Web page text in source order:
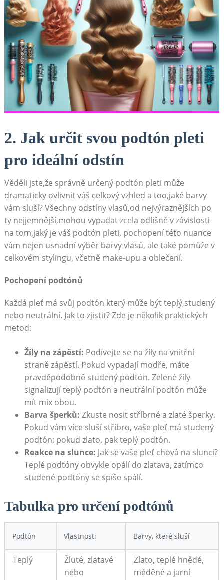
2. Jak⁣ určit ​svou podtón pleti
pro ideální odstín
Věděli⁢ jste,že‌ správně určený podtón pleti může
dramaticky​ ovlivnit váš celkový ‌vzhled a too,jaké ‌barvy⁣
vám sluší? Všechny odstíny vlasů,od nejvýraznějších po⁤
ty ‍nejjemnější,mohou vypadat zcela ⁤odlišně⁤ v závislosti
na ⁣tom,jaký je váš⁢ podtón pleti. pochopení této nuance
vám nejen⁣ usnadní výběr barvy vlasů, ‌ale také ​pomůže v
celkovém ‌stylingu, včetně make-upu a oblečení.
Pochopení podtónů
Každá pleť má svůj podtón,který může být ⁣teplý,studený
nebo neutrální. Jak to⁤ zjistit? Zde je několik praktických
‍metod:
Žíly na zápěstí: Podívejte se na žíly na​ vnitřní
straně zápěstí. Pokud ⁢vypadají modře, ‌máte
pravděpodobně studený podtón. Zelené žíly ​
signalizují teplý ​podtón a neutrální‌ podtón může
⁤mít ⁤mix obou.
Barva ​šperků: ⁤Zkuste ‌nosit stříbrné a zlaté ‍šperky.
Pokud vám⁢ více sluší stříbro, ‌vaše ⁤pleť má studený
podtón; pokud zlato, pak ‍teplý⁤ podtón.
Reakce na slunce: Jak se vaše ‌pleť chová na ‌slunci?
Teplé podtóny ⁢obvykle opálí do ​zlatava, zatímco
studené podtóny se spíše spálí.
Tabulka pro určení ​podtónů
Podtón Vlastnosti Barvy, které sluší
Teplý
Žluté, zlatavé
nebo
Zlato, teplé hnědé,‌
měděné a jarní